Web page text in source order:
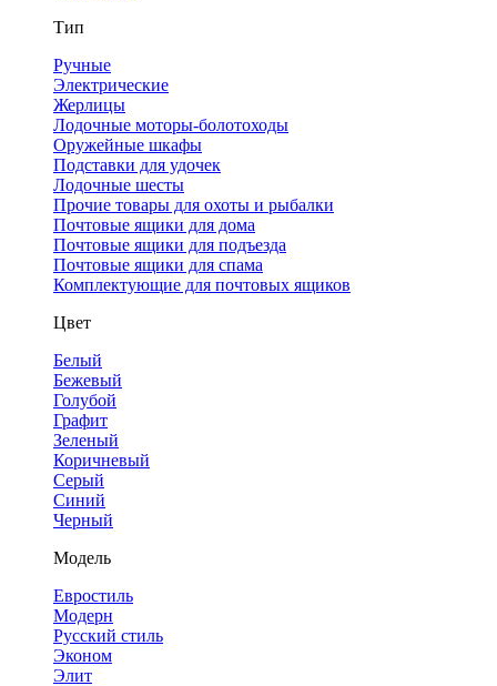
Тип
Ручные
Электрические
Жерлицы
Лодочные моторы-болотоходы
Оружейные шкафы
Подставки для удочек
Лодочные шесты
Прочие товары для охоты и рыбалки
Почтовые ящики для дома
Почтовые ящики для подъезда
Почтовые ящики для спама
Комплектующие для почтовых ящиков
Цвет
Белый
Бежевый
Голубой
Графит
Зеленый
Коричневый
Серый
Синий
Черный
Модель
Евростиль
Модерн
Русский стиль
Эконом
Элит